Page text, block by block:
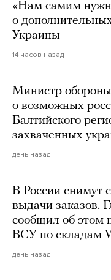
«Нам самим
о
Украины
14 часов назад
Министр
о возможных
Балтийского
захваченных
день назад
В России снимут
выдачи заказов.
сообщил об этом
ВСУ по складам
день назад